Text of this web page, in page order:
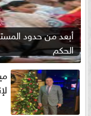
أبعد من حدود
الحكم